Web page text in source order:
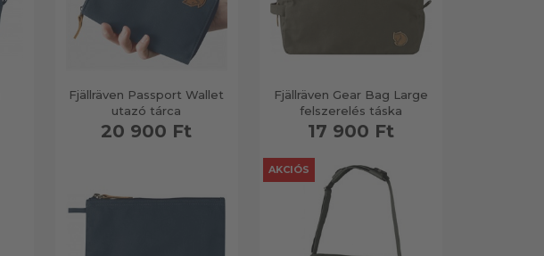
Fjällräven Passport Wallet
utazó tárca
20 900 Ft
Fjällräven Gear Bag Large
felszerelés táska
17 900 Ft
AKCIÓS